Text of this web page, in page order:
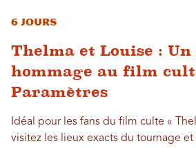
6 jours
Thelma et Louise :
hommage au film
Paramètres
Idéal pour les fans du film culte «
visitez les lieux exacts du tournage